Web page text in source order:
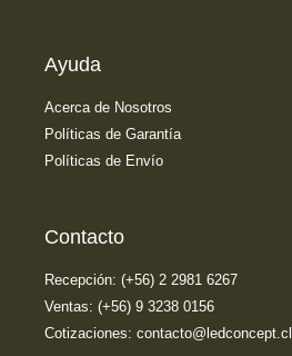
Ayuda
Acerca de Nosotros
Políticas de Garantía
Políticas de Envío
Contacto
Recepción: (+56) 2 2981 6267
Ventas: (+56) 9 3238 0156
Cotizaciones: contacto@ledconcept.cl